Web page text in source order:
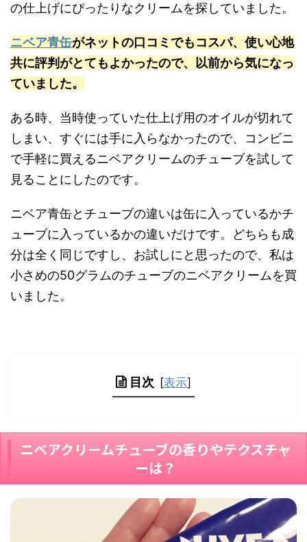
の仕上げにぴったりなクリームを探していました。
ニベア青缶がネットの口コミでもコスパ、使い心地
共に評判がとてもよかったので、以前から気になっ
ていました。
ある時、当時使っていた仕上げ用のオイルが切れて
しまい、すぐには手に入らなかったので、コンビニ
で手軽に買えるニベアクリームのチューブを試して
見ることにしたのです。
ニベア青缶とチューブの違いは缶に入っているかチ
ューブに入っているかの違いだけです。どちらも成
分は全く同じですし、お試しにと思ったので、私は
小さめの50グラムのチューブのニベアクリームを買
いました。
目次 [表示]
ニベアクリームチューブの香りやテクスチャ
ーは？